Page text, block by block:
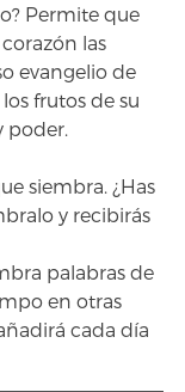
Permite que
las
evangelio de
frutos de su
poder.
siembra. ¿Has
y recibirás
palabras de
en otras
cada día